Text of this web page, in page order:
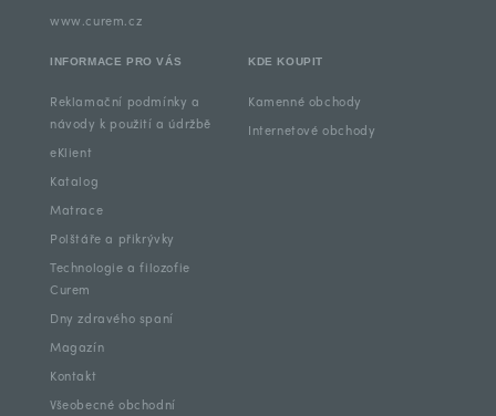
www.curem.cz
INFORMACE PRO VÁS
Reklamační podmínky a
návody k použití a údržbě
eKlient
Katalog
Matrace
Polštáře a přikrývky
Technologie a filozofie
Curem
Dny zdravého spaní
Magazín
Kontakt
Všeobecné obchodní
KDE KOUPIT
Kamenné obchody
Internetové obchody